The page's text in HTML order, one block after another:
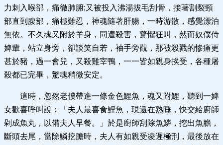
力刺入喉部，痛徹肺腑;又被投入沸湯拔毛刮骨，接著割裂頸
部直到腹部，痛極難忍，神魂隨著肝腸，一時游散，感覺漂泊
無依。不久魂又附於羊身，同遭殺害，驚懼狂叫，然而奴僕侍
婢輩，站立身旁，卻談笑自若，袖手旁觀，那被殺戮的慘痛更
甚於豬，過一會兒，又殺雞宰鴨，一一皆如親身挨受，各種屠
殺都已完畢，驚魂稍微安定。
這時，忽然老僕帶進一條金色鯉魚，魂又附鯉，聽到一婢
女歡喜呼叫說：「夫人最喜食鯉魚，現還在熟睡，快交給廚師
剁成魚丸，以備夫人早餐。」於是廚師刮除魚鱗，挖出魚膽，
斷頭去尾，當除鱗挖膽時，夫人有如親受凌遲極刑，最後放在